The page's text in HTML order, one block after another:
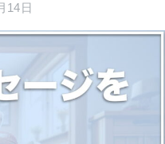
14日